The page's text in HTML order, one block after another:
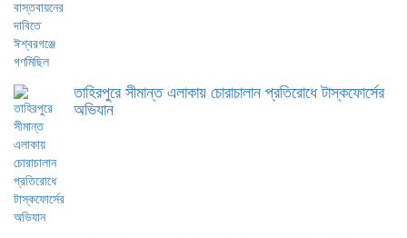
তাহিরপুরে সীমান্ত এলাকায় চোরাচালান প্রতিরোধে টাস্কফোর্সের
অভিযান